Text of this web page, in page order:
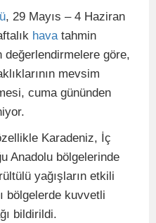
, 29 Mayıs – 4 Haziran
hava tahmin
değerlendirmelere göre,
mevsim
cuma gününden
Karadeniz, İç
Anadolu bölgelerinde
yağışların etkili
bölgelerde kuvvetli
bildirildi.